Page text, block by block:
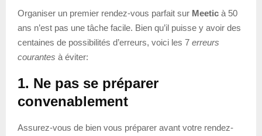
Organiser un premier rendez-vous parfait sur Meetic à 50
ans n’est pas une tâche facile. Bien qu’il puisse y avoir des
centaines de possibilités d’erreurs, voici les 7 erreurs
courantes à éviter:
1. Ne pas se préparer
convenablement
Assurez-vous de bien vous préparer avant votre rendez-